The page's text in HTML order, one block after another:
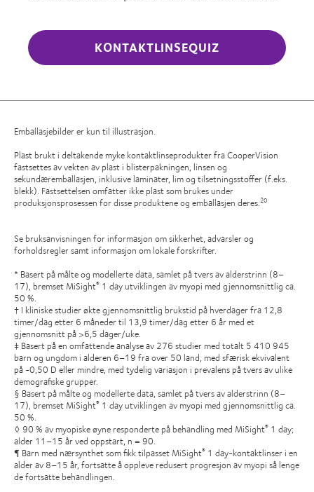
KONTAKTLINSEQUIZ
Emballasjebilder er kun til illustrasjon.
Plast brukt i deltakende myke kontaktlinseprodukter fra CooperVision
fastsettes av vekten av plast i blisterpakningen, linsen og
sekundæremballasjen, inklusive laminater, lim og tilsetningsstoffer (f.eks.
blekk). Fastsettelsen omfatter ikke plast som brukes under
produksjonsprosessen for disse produktene og emballasjen deres.20
Se bruksanvisningen for informasjon om sikkerhet, advarsler og
forholdsregler samt informasjon om lokale forskrifter.
* Basert på målte og modellerte data, samlet på tvers av alderstrinn (8–
17), bremset MiSight® 1 day utviklingen av myopi med gjennomsnittlig ca.
50 %.
† I kliniske studier økte gjennomsnittlig brukstid på hverdager fra 12,8
timer/dag etter 6 måneder til 13,9 timer/dag etter 6 år med et
gjennomsnitt på >6,5 dager/uke.
‡ Basert på en omfattende analyse av 276 studier med totalt 5 410 945
barn og ungdom i alderen 6–19 fra over 50 land, med sfærisk ekvivalent
på -0,50 D eller mindre, med tydelig variasjon i prevalens på tvers av ulike
demografiske grupper.
§ Basert på målte og modellerte data, samlet på tvers av alderstrinn (8–
17), bremset MiSight® 1 day utviklingen av myopi med gjennomsnittlig ca.
50 %.
◊ 90 % av myopiske øyne responderte på behandling med MiSight® 1 day;
alder 11–15 år ved oppstart, n = 90.
¶ Barn med nærsynthet som fikk tilpasset MiSight® 1 day-kontaktlinser i en
alder av 8–15 år, fortsatte å oppleve redusert progresjon av myopi så lenge
de fortsatte behandlingen.